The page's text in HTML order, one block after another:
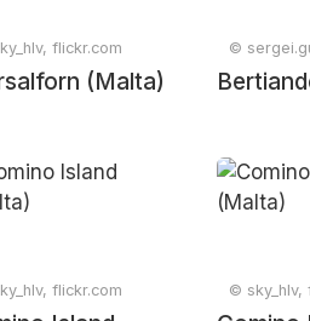
flickr.com
(Malta)
©
flickr.com © sky_hlv,